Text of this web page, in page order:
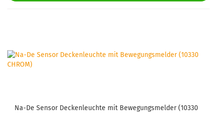
Na-De Sensor Deckenleuchte mit Bewegungsmelder (10330